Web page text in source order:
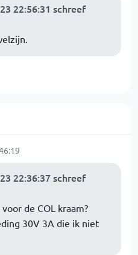
22:56:31 schreef
22:36:37 schreef
de COL kraam?
30V 3A die ik niet